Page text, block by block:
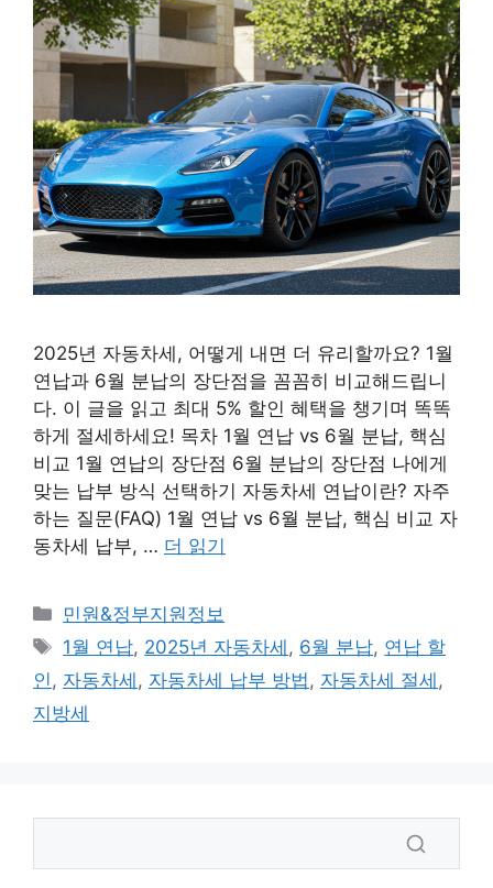
2025년 자동차세, 어떻게 내면 더 유리할까요? 1월
연납과 6월 분납의 장단점을 꼼꼼히 비교해드립니
다. 이 글을 읽고 최대 5% 할인 혜택을 챙기며 똑똑
하게 절세하세요! 목차 1월 연납 vs 6월 분납, 핵심
비교 1월 연납의 장단점 6월 분납의 장단점 나에게
맞는 납부 방식 선택하기 자동차세 연납이란? 자주
하는 질문(FAQ) 1월 연납 vs 6월 분납, 핵심 비교 자
동차세 납부, … 더 읽기
카
테
리
민원&정부지원정보
태
그
1월 연납, 2025년 자동차세 , 6월 분납, 연납 할
인, 자동차세 , 자동차세 납부 방법, 자동차세 절세 ,
지방세